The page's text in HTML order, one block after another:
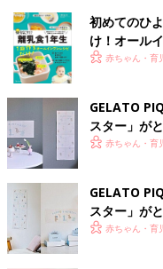
初めてのひ
け！オール
赤ちゃん・育
GELATO
スター」が
春号が発売中
赤ちゃん・育
GELATO
スター」が
冬号が発売中
赤ちゃん・育